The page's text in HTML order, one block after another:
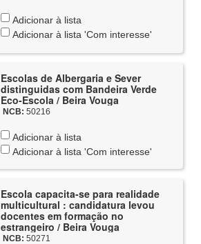
Adicionar à lista
Adicionar à lista 'Com interesse'
Escolas de Albergaria e Sever
distinguidas com Bandeira Verde
Eco-Escola / Beira Vouga
NCB: 50216
Adicionar à lista
Adicionar à lista 'Com interesse'
Escola capacita-se para realidade
multicultural : candidatura levou
docentes em formação no
estrangeiro / Beira Vouga
NCB: 50271